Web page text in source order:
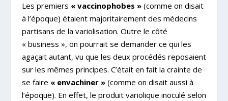
Les premiers « vaccinophobes »(comme on disait
à l’époque) étaient majoritairement des médecins
partisans de la variolisation. Outre le côté
« business », on pourrait se demander ce qui les
agaçait autant, vu que les deux procédés reposaient
sur les mêmes principes. C’était en fait la crainte de
se faire « envachiner » (comme on disait aussi à
l’époque). En effet, le produit variolique inoculé selon